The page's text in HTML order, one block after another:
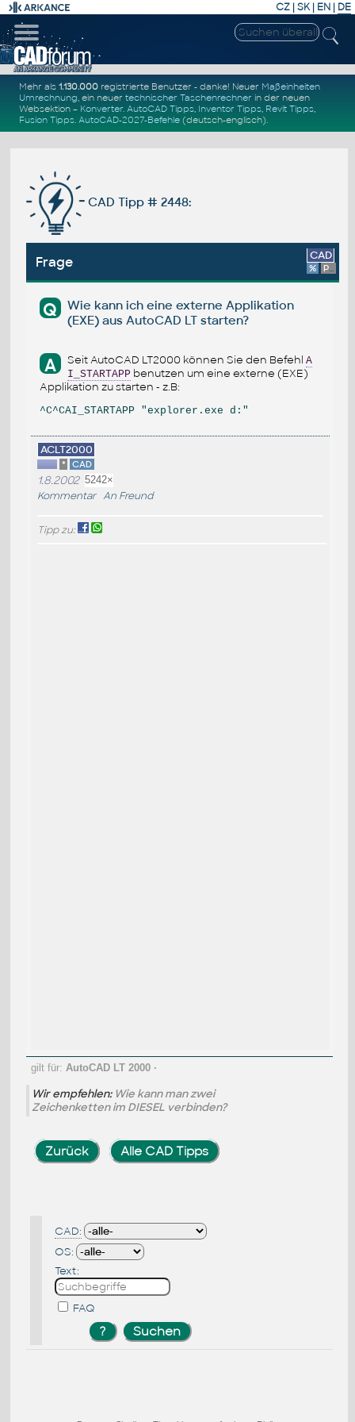
CZ | SK| EN | DE
Mehr als1.130.000 registrierte Benutzer - danke! Neuer Maßeinheiten
Umrechnung, ein neuertechnischer Taschenrechner in der neuen
Websektion – Konverter.AutoCAD Tipps, Inventor Tipps, Revit Tipps,
Fusion Tipps.AutoCAD-2027-Befehle (deutsch-englisch).
CAD Tipp # 2448:
Frage CAD
% Platform
Q
Wie kann ich eine externe Applikation
(EXE) aus AutoCAD LT starten?
A Seit AutoCAD LT2000 können Sie den Befehl A
I_STARTAPP benutzen um eine externe (EXE)
Applikation zu starten - z.B:
ACLT2000
* CAD
1.8.2002 5242×
Kommentar An Freund
Tipp zu:
gilt für: AutoCAD LT 2000·
Wir empfehlen: Wie kann man zwei
Zeichenketten im DIESEL verbinden?
Zurück Alle CAD Tipps
CAD:
OS:
Text:
FAQ